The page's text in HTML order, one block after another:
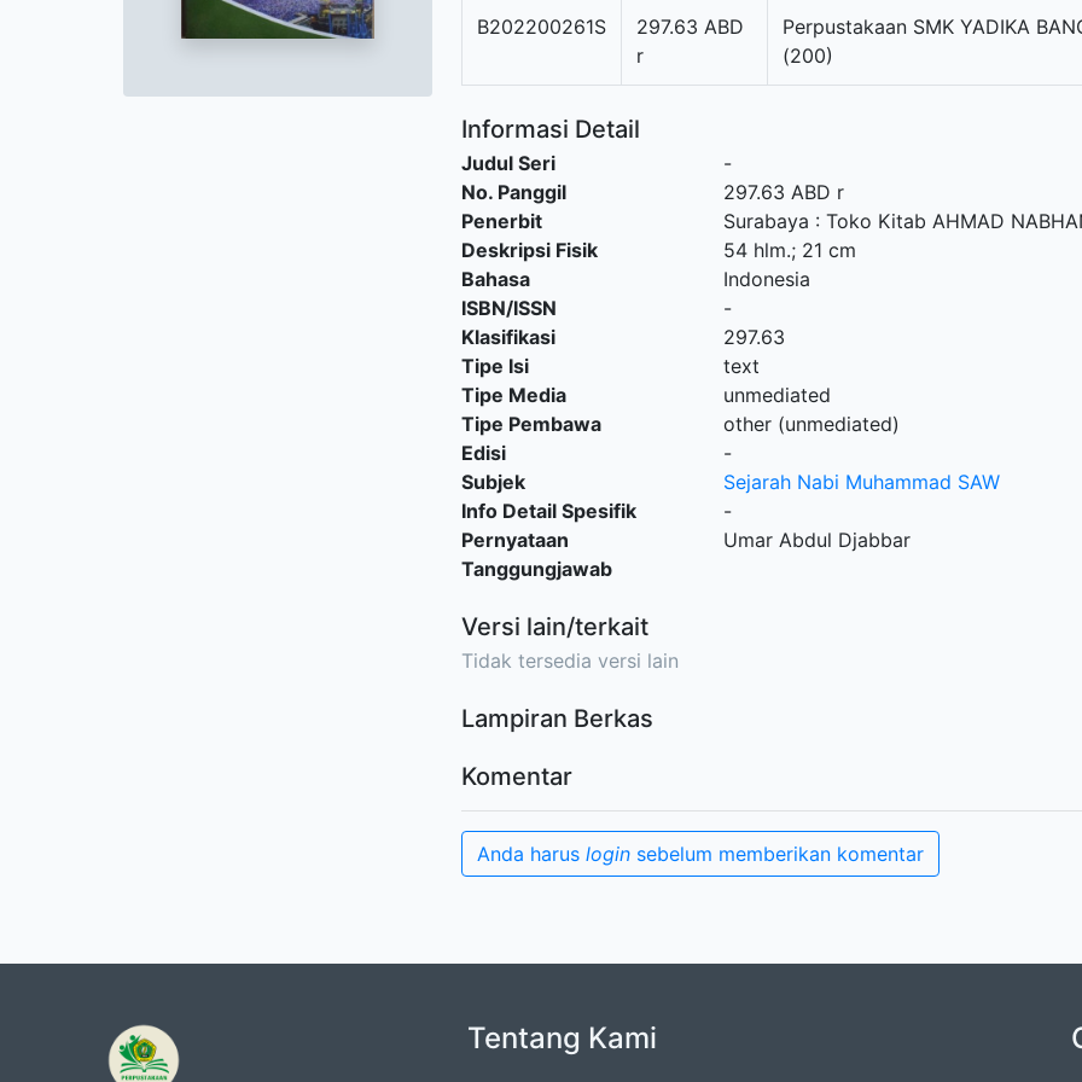
B202200261S
297.63 ABD
r
Perpustakaan SMK YADIKA
(200)
Informasi Detail
Judul Seri
-
No. Panggil
297.63 ABD r
Penerbit
Surabaya : Toko Kitab AHMAD
Deskripsi Fisik
54 hlm.; 21 cm
Bahasa
Indonesia
ISBN/ISSN
-
Klasifikasi
297.63
Tipe Isi
text
Tipe Media
unmediated
Tipe Pembawa
other (unmediated)
Edisi
-
Subjek
Sejarah Nabi Muhammad SAW
Info Detail Spesifik
-
Pernyataan
Tanggungjawab
Umar Abdul Djabbar
Versi lain/terkait
Tidak tersedia versi lain
Lampiran Berkas
Komentar
Anda harus login sebelum memberikan komentar
Tentang Kami